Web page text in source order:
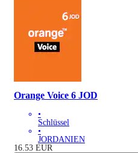
Orange Voice 6 JOD
•
Schlüssel
•
JORDANIEN
16.53 EUR